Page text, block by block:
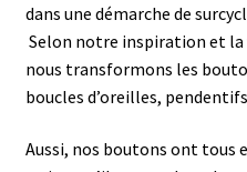
dans une démarche de
Selon notre inspiration et la
nous transformons les
boucles d’oreilles,
Aussi, nos boutons ont tous